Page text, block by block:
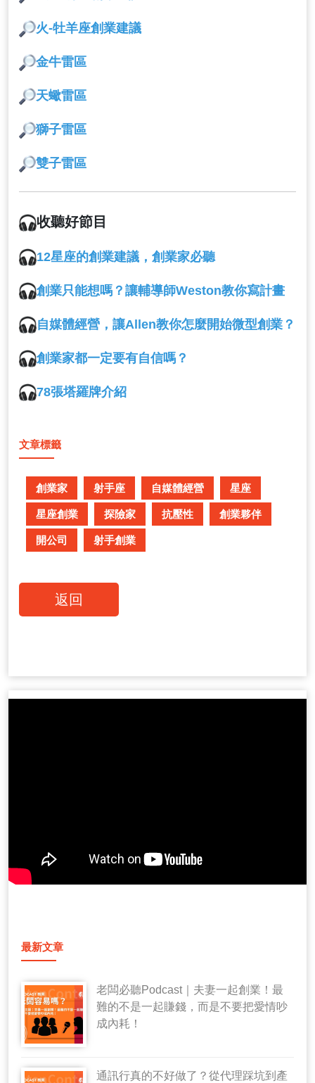
火-牡羊座創業建議
金牛雷區
天蠍雷區
獅子雷區
雙子雷區
收聽好節目
12星座的創業建議，創業家必聽
創業只能想嗎？讓輔導師Weston教你寫計畫
自媒體經營，讓Allen教你怎麼開始微型創業？
創業家都一定要有自信嗎？
78張塔羅牌介紹
文章標籤
創業家 射手座 自媒體經營 星座
星座創業 探險家 抗壓性 創業夥伴
開公司 射手創業
返回
最新文章
老闆必聽Podcast｜夫妻一起創業！最
難的不是一起賺錢，而是不要把愛情吵
成內耗！
通訊行真的不好做了？從代理踩坑到產